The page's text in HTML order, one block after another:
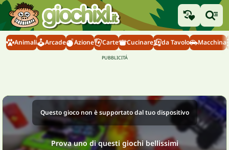
Animali Arcade Azione Carte Cucinare da Tavolo Macchina
Questo gioco non è supportato dal tuo dispositivo
Prova uno di questi giochi bellissimi